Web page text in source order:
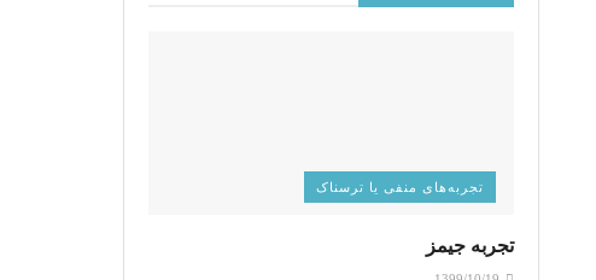
‌تجربه‌های منفی یا ترسناک
تجربه جیمز